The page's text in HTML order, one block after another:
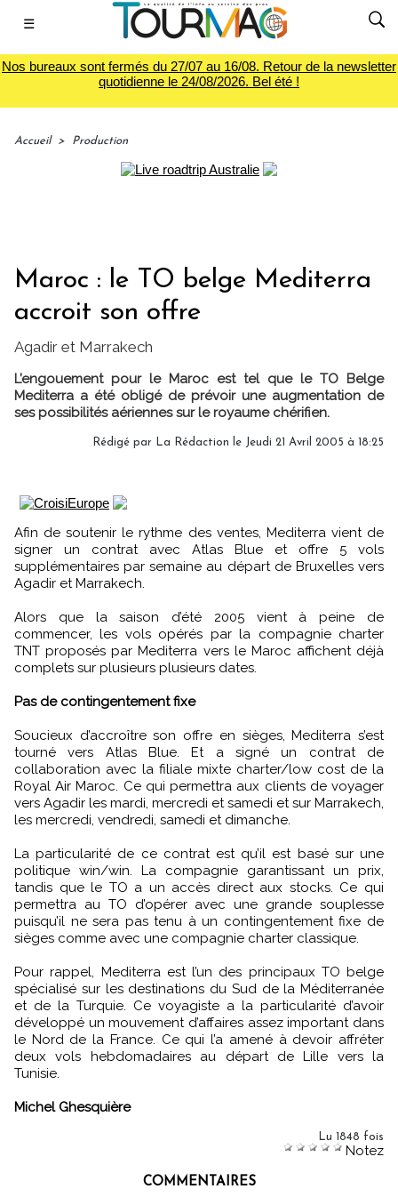
☰
Nos bureaux sont fermés du 27/07 au 16/08. Retour de la newsletter
quotidienne le 24/08/2026. Bel été !
Accueil > Production
Maroc : le TO belge Mediterra
accroit son offre
Agadir et Marrakech
L’engouement pour le Maroc est tel que le TO Belge
Mediterra a été obligé de prévoir une augmentation de
ses possibilités aériennes sur le royaume chérifien.
Rédigé par La Rédaction le Jeudi 21 Avril 2005 à 18:25
Afin de soutenir le rythme des ventes, Mediterra vient de
signer un contrat avec Atlas Blue et offre 5 vols
supplémentaires par semaine au départ de Bruxelles vers
Agadir et Marrakech.
Alors que la saison d’été 2005 vient à peine de
commencer, les vols opérés par la compagnie charter
TNT proposés par Mediterra vers le Maroc affichent déjà
complets sur plusieurs plusieurs dates.
Pas de contingentement fixe
Soucieux d’accroître son offre en sièges, Mediterra s’est
tourné vers Atlas Blue. Et a signé un contrat de
collaboration avec la filiale mixte charter/low cost de la
Royal Air Maroc. Ce qui permettra aux clients de voyager
vers Agadir les mardi, mercredi et samedi et sur Marrakech,
les mercredi, vendredi, samedi et dimanche.
La particularité de ce contrat est qu’il est basé sur une
politique win/win. La compagnie garantissant un prix,
tandis que le TO a un accès direct aux stocks. Ce qui
permettra au TO d’opérer avec une grande souplesse
puisqu’il ne sera pas tenu à un contingentement fixe de
sièges comme avec une compagnie charter classique.
Pour rappel, Mediterra est l’un des principaux TO belge
spécialisé sur les destinations du Sud de la Méditerranée
et de la Turquie. Ce voyagiste a la particularité d’avoir
développé un mouvement d’affaires assez important dans
le Nord de la France. Ce qui l’a amené à devoir affréter
deux vols hebdomadaires au départ de Lille vers la
Tunisie.
Michel Ghesquière
Lu 1848 fois
Notez
COMMENTAIRES